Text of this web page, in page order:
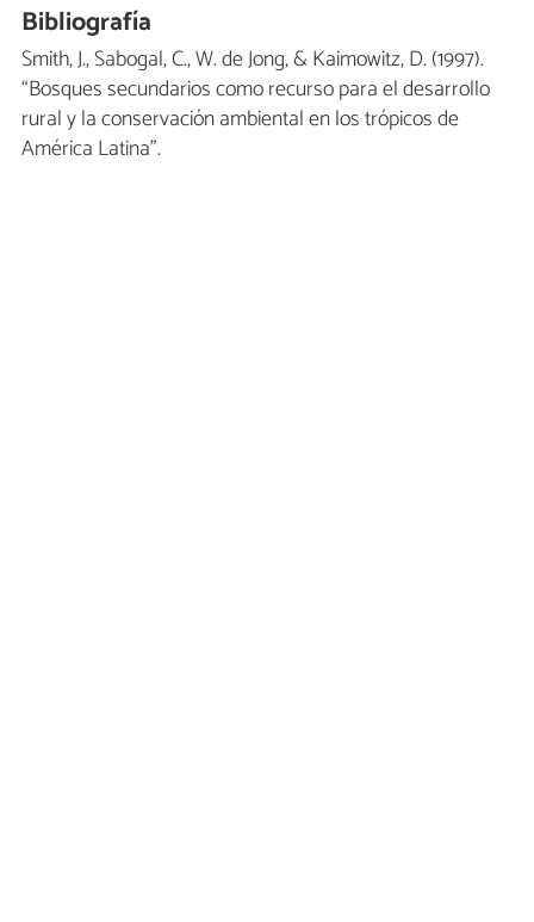
Bibliografía
Smith, J., Sabogal, C., W. de Jong, & Kaimowitz, D. (1997).
“Bosques secundarios como recurso para el desarrollo
rural y la conservación ambiental en los trópicos de
América Latina”.